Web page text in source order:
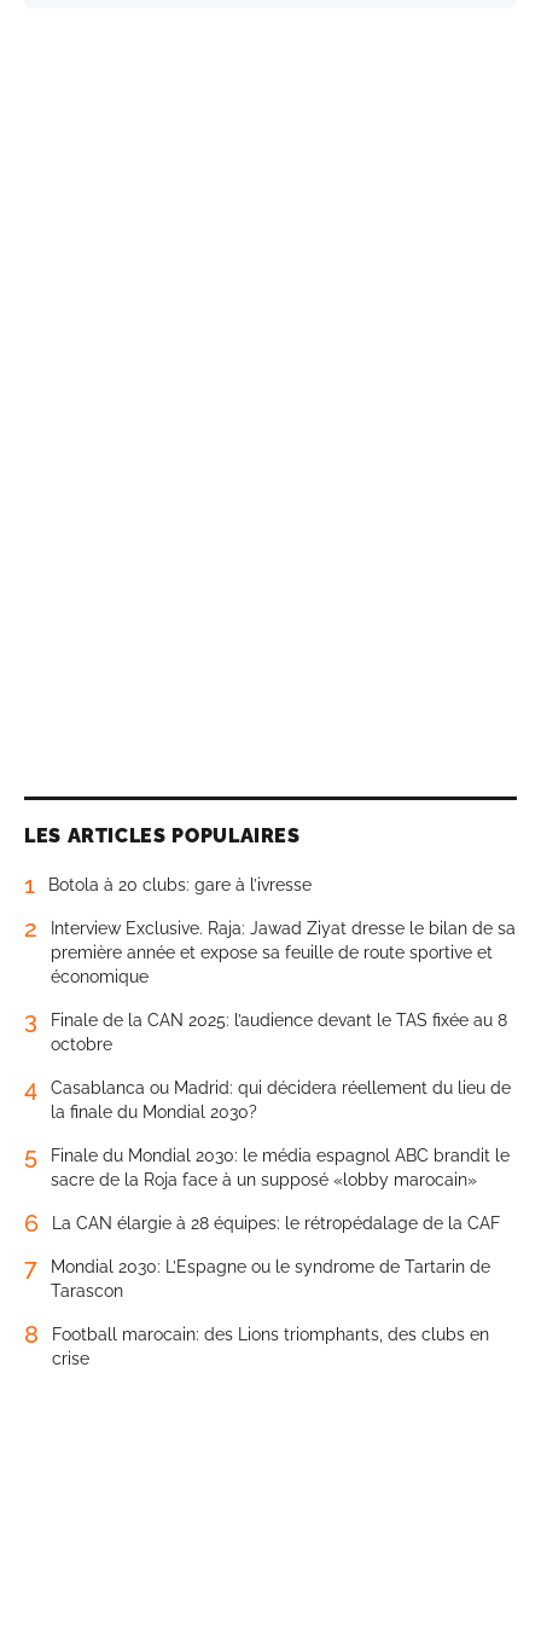
LES ARTICLES POPULAIRES
1 Botola à 20 clubs: gare à l’ivresse
2
Interview Exclusive. Raja: Jawad Ziyat dresse le bilan de sa
première année et expose sa feuille de route sportive et
économique
3
Finale de la CAN 2025: l’audience devant le TAS fixée au 8
octobre
4
Casablanca ou Madrid: qui décidera réellement du lieu de
la finale du Mondial 2030?
5
Finale du Mondial 2030: le média espagnol ABC brandit le
sacre de la Roja face à un supposé «lobby marocain»
6 La CAN élargie à 28 équipes: le rétropédalage de la CAF
7
Mondial 2030: L’Espagne ou le syndrome de Tartarin de
Tarascon
8
Football marocain: des Lions triomphants, des clubs en
crise